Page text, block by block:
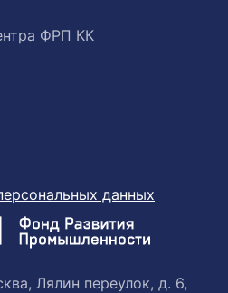
ФРП КК
данных
Лялин переулок, д. 6,